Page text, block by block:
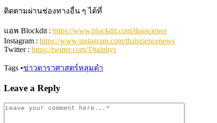
ติดตามผ่านช่องทางอื่น ๆ ได้ที่
แอพ Blockdit : https://www.blockdit.com/thaiscience
Instagram : https://www.instagram.com/thaisciencenews
Twitter : https://twitter.com/Thaiphys
Tags •ข่าวดาราศาสตร์หลุมดำ
Leave a Reply